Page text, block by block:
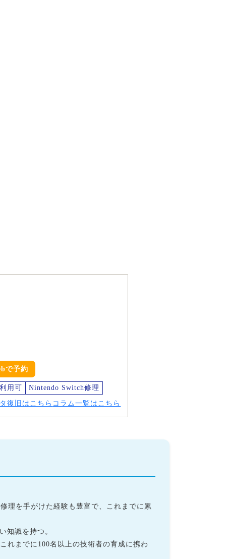
で予約
用可 Nintendo Switch修理
復旧はこちら コラム一覧はこちら
理を手がけた経験も豊富で、これまでに累
知識を持つ。
れまでに100名以上の技術者の育成に携わ